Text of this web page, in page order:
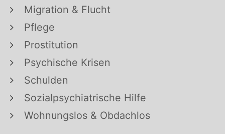
Migration & Flucht
Pflege
Prostitution
Psychische Krisen
Schulden
Sozialpsychiatrische Hilfe
Wohnungslos & Obdachlos